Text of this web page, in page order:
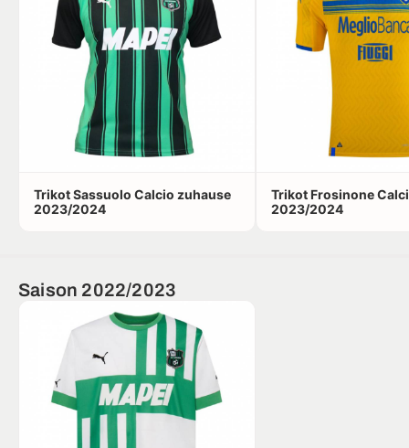
Trikot Sassuolo Calcio zuhause
2023/2024
Trikot Frosinone
2023/2024
Saison 2022/2023